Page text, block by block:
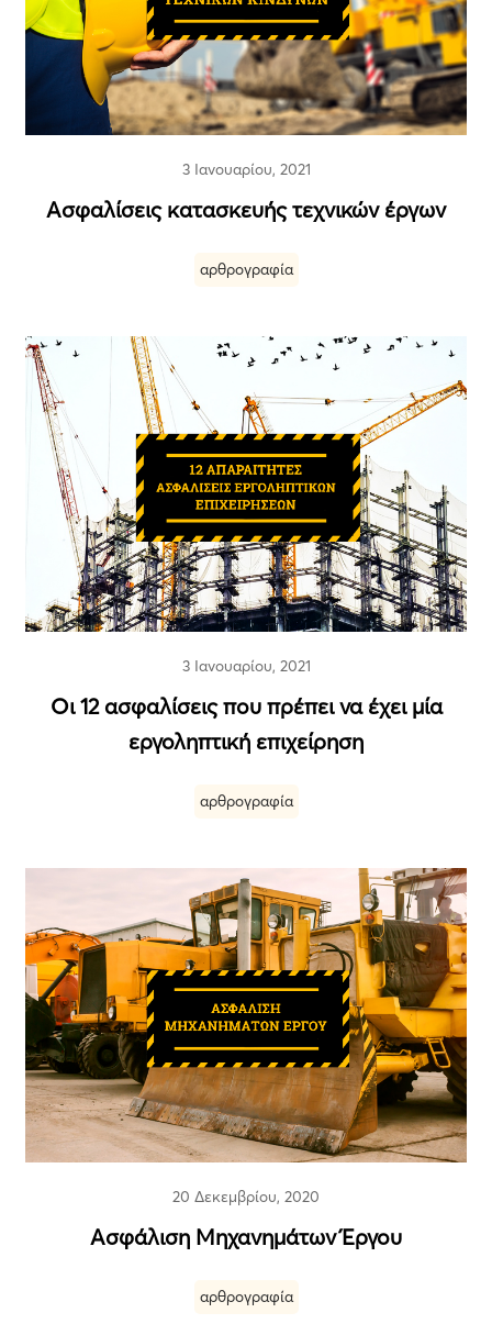
3 Ιανουαρίου, 2021
Ασφαλίσεις κατασκευής τεχνικών έργων
αρθρογραφία
3 Ιανουαρίου, 2021
Οι 12 ασφαλίσεις που πρέπει να έχει μία
εργοληπτική επιχείρηση
αρθρογραφία
20 Δεκεμβρίου, 2020
Ασφάλιση Μηχανημάτων Έργου
αρθρογραφία